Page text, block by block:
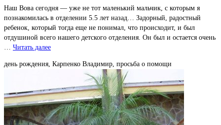
Наш Вова сегодня — уже не тот маленький мальчик, с которым я
познакомилась в отделении 5.5 лет назад… Задорный, радостный
ребенок, который тогда еще не понимал, что происходит, и был
отдушиной всего нашего детского отделения. Он был и остается очень
Читать далее
день рождения, Карпенко Владимир, просьба о помощи